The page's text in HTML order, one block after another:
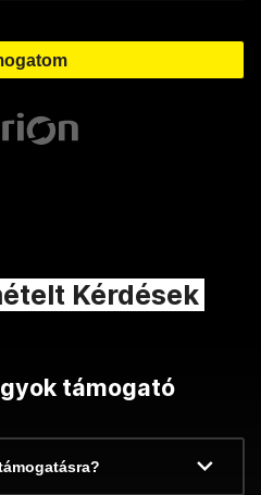
Kérdések
támogató